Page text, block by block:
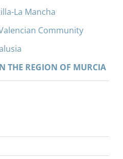
La Mancha
Community
THE REGION OF MURCIA